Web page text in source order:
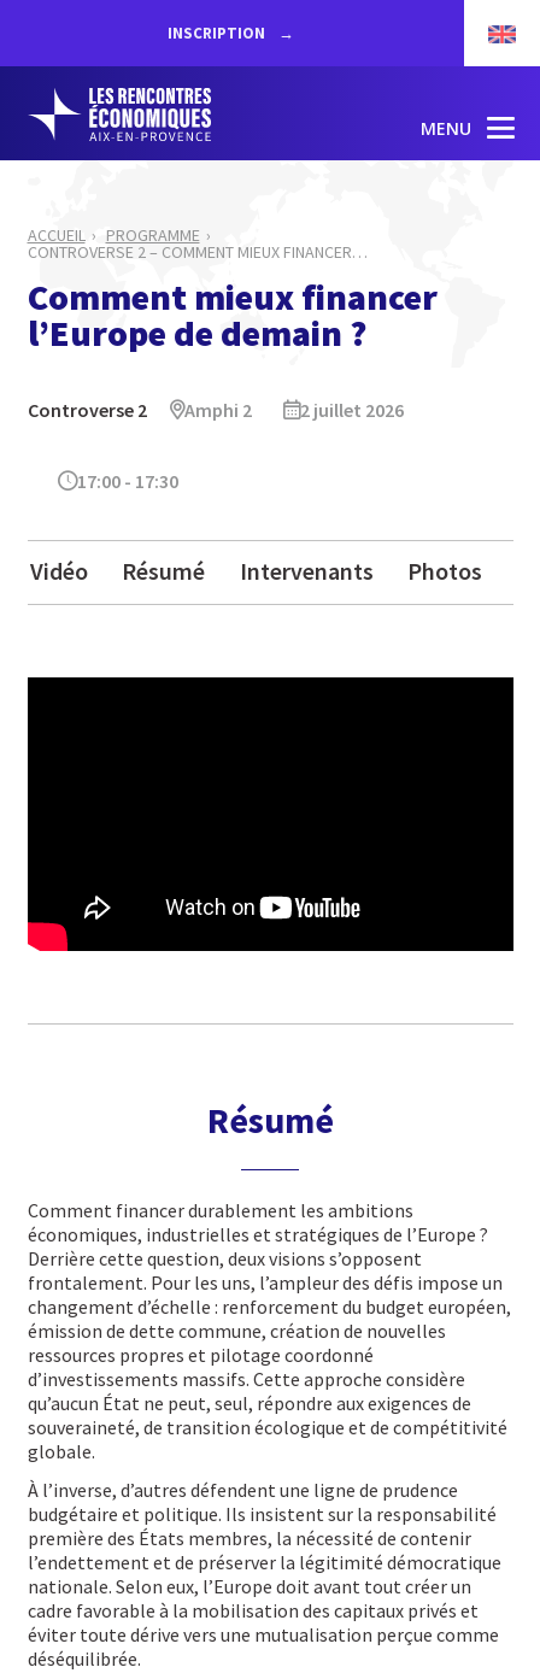
INSCRIPTION
MENU
ACCUEIL PROGRAMME
CONTROVERSE 2 – COMMENT MIEUX FINANCER…
Comment mieux financer
l’Europe de demain ?
Controverse 2 Amphi 2 2 juillet 2026
17:00 - 17:30
Vidéo Résumé Intervenants Photos
Résumé
Comment financer durablement les ambitions
économiques, industrielles et stratégiques de l’Europe ?
Derrière cette question, deux visions s’opposent
frontalement. Pour les uns, l’ampleur des défis impose un
changement d’échelle : renforcement du budget européen,
émission de dette commune, création de nouvelles
ressources propres et pilotage coordonné
d’investissements massifs. Cette approche considère
qu’aucun État ne peut, seul, répondre aux exigences de
souveraineté, de transition écologique et de compétitivité
globale.
À l’inverse, d’autres défendent une ligne de prudence
budgétaire et politique. Ils insistent sur la responsabilité
première des États membres, la nécessité de contenir
l’endettement et de préserver la légitimité démocratique
nationale. Selon eux, l’Europe doit avant tout créer un
cadre favorable à la mobilisation des capitaux privés et
éviter toute dérive vers une mutualisation perçue comme
déséquilibrée.